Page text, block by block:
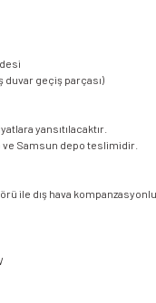
duvar geçiş parçası)
yansıtılacaktır.
ve Samsun depo teslimidir.
ile dış hava